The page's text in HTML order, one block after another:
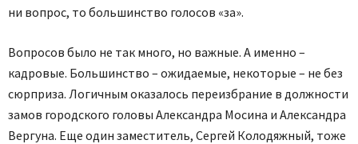
ни вопрос, то большинство голосов «за».
Вопросов было не так много, но важные. А именно –
кадровые. Большинство – ожидаемые, некоторые – не без
сюрприза. Логичным оказалось переизбрание в должности
замов городского головы Александра Мосина и Александра
Вергуна. Еще один заместитель, Сергей Колодяжный, тоже